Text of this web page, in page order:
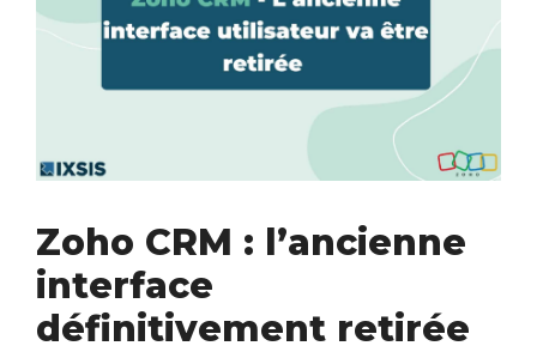
Zoho CRM : l’ancienne
interface
définitivement retirée